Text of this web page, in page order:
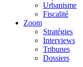
Urbanisme
Fiscalité
Zoom
Stratégies
Interviews
Tribunes
Dossiers